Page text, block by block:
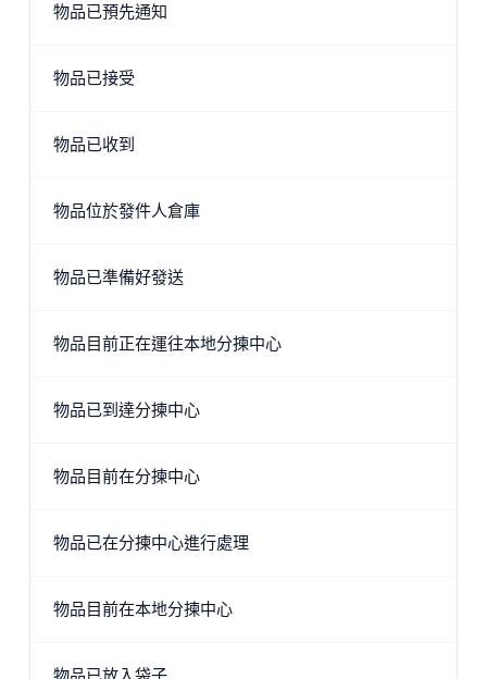
物品已預先通知
物品已接受
物品已收到
物品位於發件人倉庫
物品已準備好發送
物品目前正在運往本地分揀中心
物品已到達分揀中心
物品目前在分揀中心
物品已在分揀中心進行處理
物品目前在本地分揀中心